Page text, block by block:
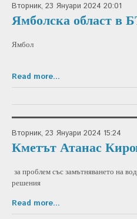
Вторник, 23 Януари 2024 20:01
Ямболска област в
Ямбол
Read more...
Вторник, 23 Януари 2024 15:24
Кметът Атанас
за проблем със замътняването на
решения
Read more...